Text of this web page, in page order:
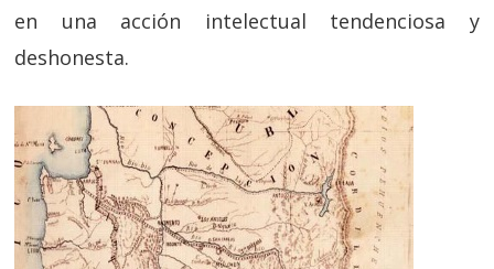
en una acción intelectual tendenciosa y
deshonesta.